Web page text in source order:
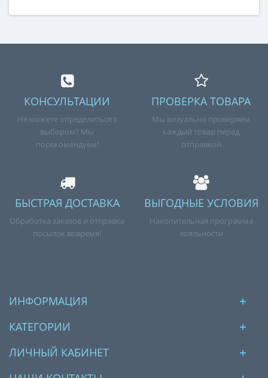
КОНСУЛЬТАЦИИ
Не можете определиться с
выбором? Мы
порекомендуем!
ПРОВЕРКА ТОВАРА
Мы визуально проверяем
каждый товар перед
отправкой
БЫСТРАЯ ДОСТАВКА
Обработка заказов и отправка
посылок вовремя!
ВЫГОДНЫЕ УСЛОВИЯ
Накопительная программа
лояльности
ИНФОРМАЦИЯ
КАТЕГОРИИ
ЛИЧНЫЙ КАБИНЕТ